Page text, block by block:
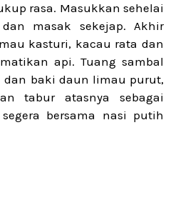
rasa. Masukkan sehelai
masak sekejap. Akhir
kasturi, kacau rata dan
api. Tuang sambal
dan baki daun limau purut,
tabur atasnya sebagai
bersama nasi putih